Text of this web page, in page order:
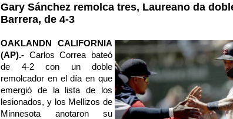
Gary Sánchez remolca tres, Laureano da
Barrera, de 4-3
OAKLANDN CALIFORNIA
(AP).- Carlos Correa bateó
de 4-2 con un doble
remolcador en el día en que
emergió de la lista de los
lesionados, y los Mellizos de
Minnesota anotaron su